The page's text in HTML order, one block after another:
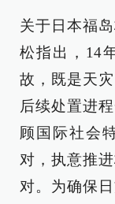
关于日本福
松指出，14
故，既是天
后续处置进
顾国际社会
对，执意推
对。为确保